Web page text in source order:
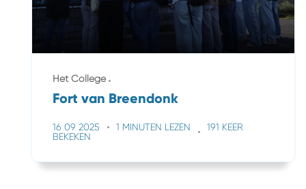
Het College
Fort van Breendonk
16 09 2025 1 MINUTEN LEZEN
191 KEER
BEKEKEN